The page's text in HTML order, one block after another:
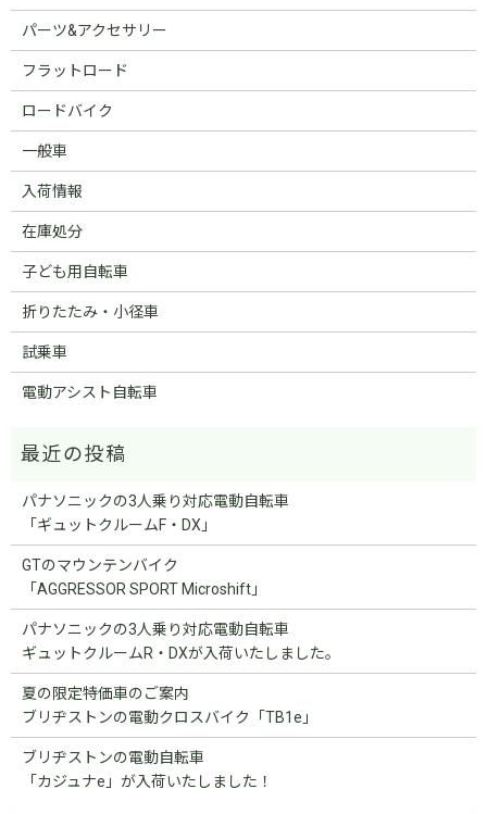
パーツ&アクセサリー
フラットロード
ロードバイク
一般車
入荷情報
在庫処分
子ども用自転車
折りたたみ・小径車
試乗車
電動アシスト自転車
パナソニックの3人乗り対応電動自転車
「ギュットクルームF・DX」
GTのマウンテンバイク
「AGGRESSOR SPORT Microshift」
パナソニックの3人乗り対応電動自転車
ギュットクルームR・DXが入荷いたしました。
夏の限定特価車のご案内
ブリヂストンの電動クロスバイク「TB1e」
ブリヂストンの電動自転車
「カジュナe」が入荷いたしました！